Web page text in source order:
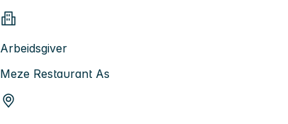
Arbeidsgiver
Meze Restaurant As